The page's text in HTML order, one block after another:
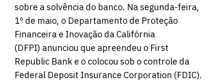
sobre a solvência do banco. Na segunda-feira,
1º de maio, o Departamento de Proteção
Financeira e Inovação da Califórnia
(DFPI) anunciou que apreendeu o First
Republic Bank e o colocou sob o controle da
Federal Deposit Insurance Corporation (FDIC).